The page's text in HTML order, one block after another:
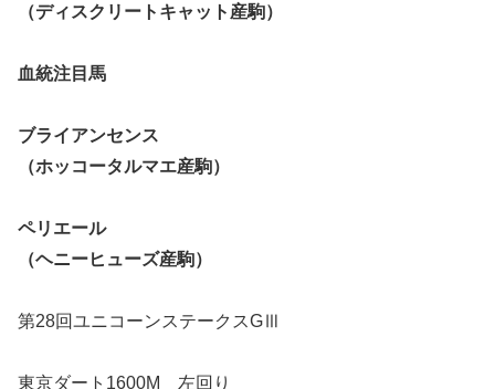
（ディスクリートキャット産駒）
血統注目馬
ブライアンセンス
（ホッコータルマエ産駒）
ペリエール
（ヘニーヒューズ産駒）
第28回ユニコーンステークスGⅢ
東京ダート1600M 左回り